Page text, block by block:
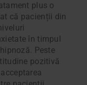
plus o
că pacienții din
în timpul
Peste
pozitivă